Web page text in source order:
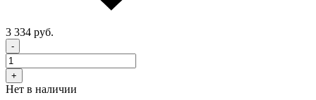
3 334 руб.
-
+
Нет в наличии